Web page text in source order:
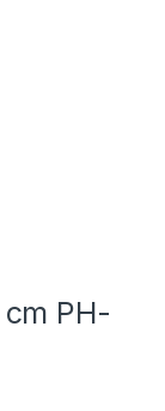
PH-